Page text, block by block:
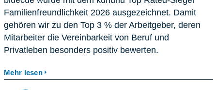
Familienfreundlichkeit 2026 ausgezeichnet. Damit
gehören wir zu den Top 3 % der Arbeitgeber, deren
Mitarbeiter die Vereinbarkeit von Beruf und
Privatleben besonders positiv bewerten.
Mehr lesen